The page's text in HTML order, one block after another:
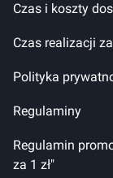
Czas i koszty
Czas realizacji
Polityka
Regulaminy
Regulamin
za 1 zł"